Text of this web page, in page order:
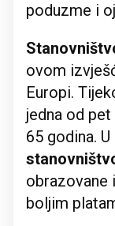
poduzme i
ovom
Europi.
jedna od
65 godina.
obrazovane
boljim